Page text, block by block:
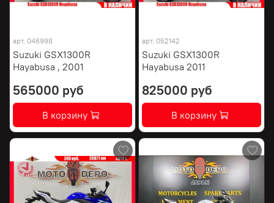
арт. 046998
Suzuki GSX1300R
Hayabusa , 2001
565000 руб
В корзину
арт. 052142
Suzuki GSX1300R
Hayabusa 2011
825000 руб
В корзину